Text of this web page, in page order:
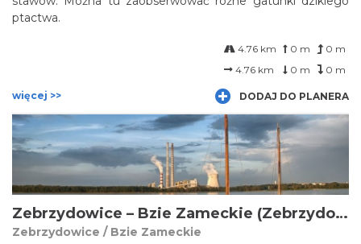
ptactwa.
4.76 km 0 m
0 m
4.76 km
0 m 0 m
więcej >> DODAJ DO PLANERA
Zebrzydowice – Bzie Zameckie (Zebrzydowicki)
Zebrzydowice / Bzie Zameckie